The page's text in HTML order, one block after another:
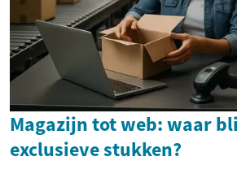
Magazijn tot web: waar
exclusieve stukken?